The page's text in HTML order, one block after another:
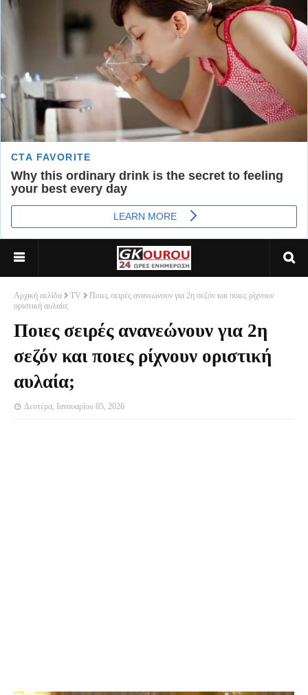
Αρχική σελίδα TV
Ποιες σειρές ανανεώνουν για 2η σεζόν και ποιες ρίχνουν
οριστική αυλαία;
Ποιες σειρές ανανεώνουν για 2η
σεζόν και ποιες ρίχνουν οριστική
αυλαία;
Δευτέρα, Ιανουαρίου 05, 2026